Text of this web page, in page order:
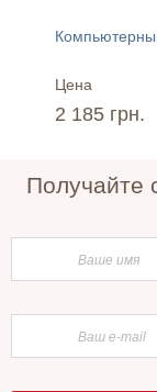
Цена
2 185 грн.
Получайте